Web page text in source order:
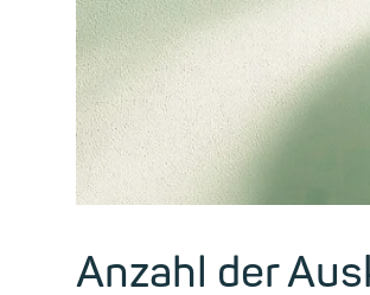
Anzahl der